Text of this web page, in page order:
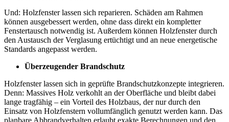
Und: Holzfenster lassen sich reparieren. Schäden am Rahmen
können ausgebessert werden, ohne dass direkt ein kompletter
Fenstertausch notwendig ist. Außerdem können Holzfenster durch
den Austausch der Verglasung ertüchtigt und an neue energetische
Standards angepasst werden.
Überzeugender Brandschutz
Holzfenster lassen sich in geprüfte Brandschutzkonzepte integrieren.
Denn: Massives Holz verkohlt an der Oberfläche und bleibt dabei
lange tragfähig – ein Vorteil des Holzbaus, der nur durch den
Einsatz von Holzfenstern vollumfänglich genutzt werden kann. Das
planbare Abbrandverhalten erlaubt exakte Berechnungen und den